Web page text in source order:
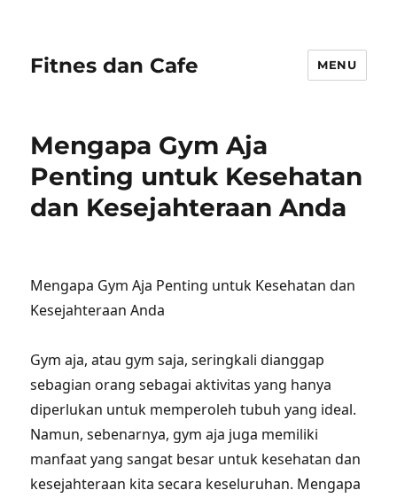
Fitnes dan Cafe MENU
Mengapa Gym Aja
Penting untuk Kesehatan
dan Kesejahteraan Anda
Mengapa Gym Aja Penting untuk Kesehatan dan
Kesejahteraan Anda
Gym aja, atau gym saja, seringkali dianggap
sebagian orang sebagai aktivitas yang hanya
diperlukan untuk memperoleh tubuh yang ideal.
Namun, sebenarnya, gym aja juga memiliki
manfaat yang sangat besar untuk kesehatan dan
kesejahteraan kita secara keseluruhan. Mengapa